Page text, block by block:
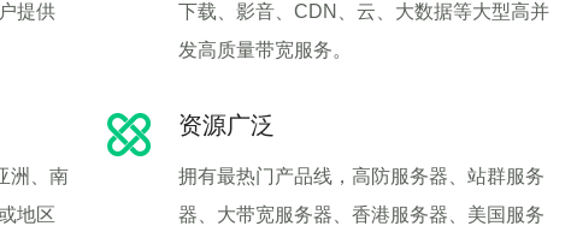
提供
下载、影音、CDN、云、大数据等大型高并
发高质量带宽服务。
洲、南
地区
资源广泛
拥有最热门产品线，高防服务器、站群服务
器、大带宽服务器、香港服务器、美国服务